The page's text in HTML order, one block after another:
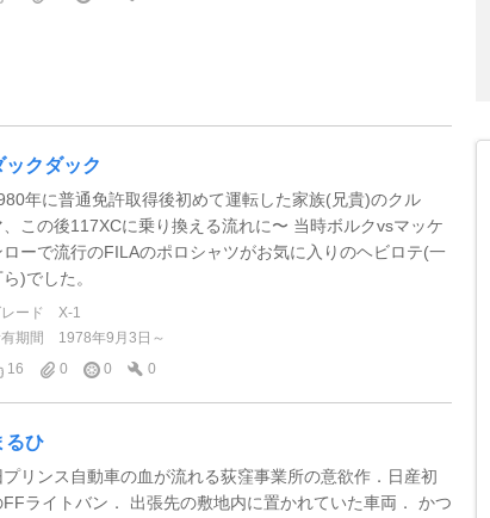
ックダック
年に普通免許取得後初めて運転した家族(兄貴)のクル
、この後117XCに乗り換える流れに〜 当時ボルクvsマッケ
ローで流行のFILAのポロシャツがお気に入りのヘビロテ(一
)でした。
ード
X-1
期間
1978年9月3日～
16
0 0 0
るひ
プリンス自動車の血が流れる荻窪事業所の意欲作．日産初
FFライトバン． 出張先の敷地内に置かれていた車両． かつ